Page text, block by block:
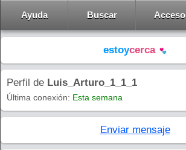
Ayuda Buscar Acceso
estoycerca
Perfil de Luis_Arturo_1_1_1
Última conexión: Esta semana
Enviar mensaje